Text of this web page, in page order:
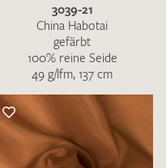
3039-21
China Habotai
gefärbt
100% reine Seide
49 g/lfm, 137 cm